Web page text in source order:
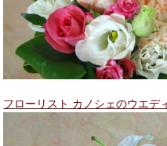
フローリスト カノシェのウエデ